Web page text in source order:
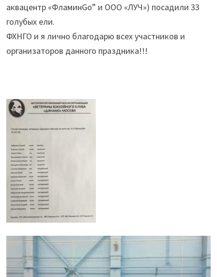
аквацентр «ФламинGo” и ООО «ЛУЧ») посадили 33
голубых ели.
ФХНГО и я лично благодарю всех участников и
организаторов данного праздника!!!